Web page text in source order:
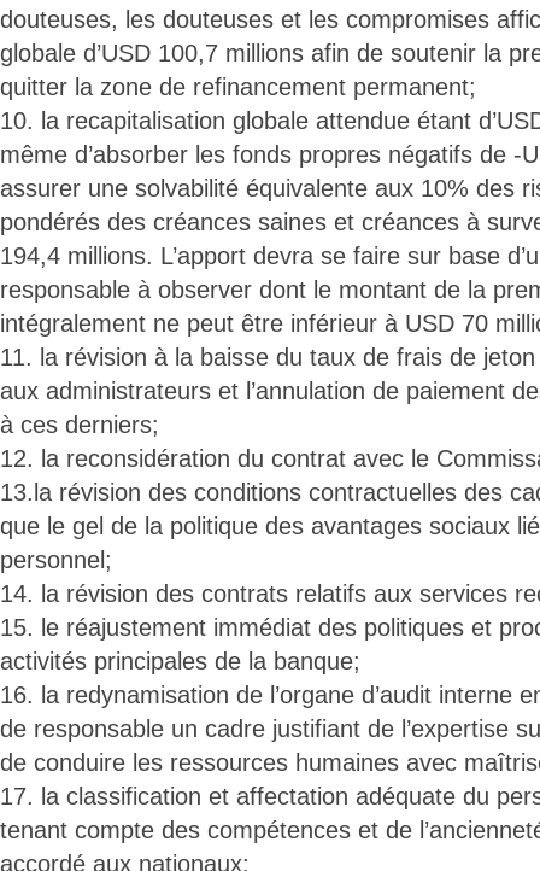
douteuses, les douteuses et les compromises
globale d’USD 100,7 millions afin de soutenir la
quitter la zone de refinancement permanent;
10. la recapitalisation globale attendue étant
même d’absorber les fonds propres négatifs de -
assurer une solvabilité équivalente aux 10% des
pondérés des créances saines et créances à
194,4 millions. L’apport devra se faire sur base
responsable à observer dont le montant de la
intégralement ne peut être inférieur à USD 70
11. la révision à la baisse du taux de frais de
aux administrateurs et l’annulation de paiement
à ces derniers;
12. la reconsidération du contrat avec le
13.la révision des conditions contractuelles des
que le gel de la politique des avantages sociaux
personnel;
14. la révision des contrats relatifs aux services
15. le réajustement immédiat des politiques et
activités principales de la banque;
16. la redynamisation de l’organe d’audit interne
de responsable un cadre justifiant de l’expertise
de conduire les ressources humaines avec
17. la classification et affectation adéquate du
tenant compte des compétences et de
accordé aux nationaux;